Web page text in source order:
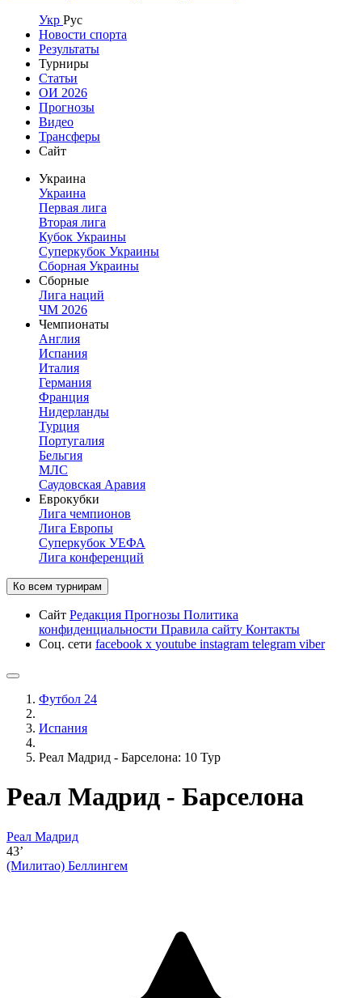
Укр Рус
Новости спорта
Результаты
Турниры
Статьи
ОИ 2026
Прогнозы
Видео
Трансферы
Сайт
Украина
Украина
Первая лига
Вторая лига
Кубок Украины
Суперкубок Украины
Сборная Украины
Сборные
Лига наций
ЧМ 2026
Чемпионаты
Англия
Испания
Италия
Германия
Франция
Нидерланды
Турция
Португалия
Бельгия
МЛС
Саудовская Аравия
Еврокубки
Лига чемпионов
Лига Европы
Суперкубок УЕФА
Лига конференций
Ко всем турнирам
Сайт Редакция Прогнозы Политика
конфиденциальности Правила сайту Контакты
Соц. сети facebook x youtube instagram telegram viber
Футбол 24
Испания
Реал Мадрид - Барселона: 10 Тур
Реал Мадрид - Барселона
Реал Мадрид
43’
(Милитао) Беллингем